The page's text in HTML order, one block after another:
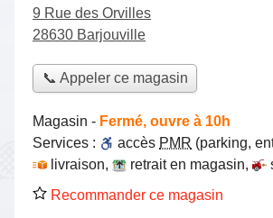
9 Rue des Orvilles
28630 Barjouville
📞 Appeler ce magasin
Magasin - Fermé, ouvre à 10h
Services :
accès PMR (parking,
livraison, retrait en magasin,
Recommander ce magasin